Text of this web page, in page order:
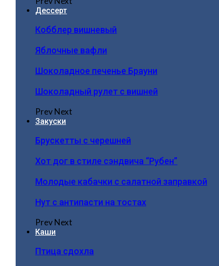
Дессерт
Кобблер вишневый
Яблочные вафли
Шоколадное печенье Брауни
Шоколадный рулет с вишней
PrevNext
Закуски
Брускетты с черешней
Хот дог в стиле сэндвича “Рубен”
Молодые кабачки с салатной заправкой
Нут с антипасти на тостах
PrevNext
Каши
Птица сдохла